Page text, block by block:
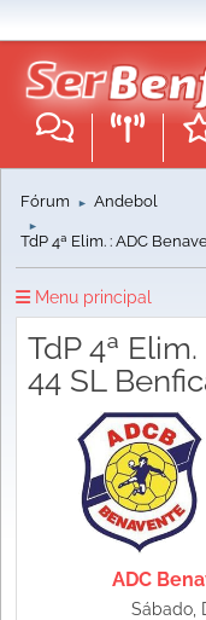
Fórum ► Andebol
►
TdP 4ª Elim. : ADC
Menu principal
TdP 4ª
44 SL
ADC
Sábado,